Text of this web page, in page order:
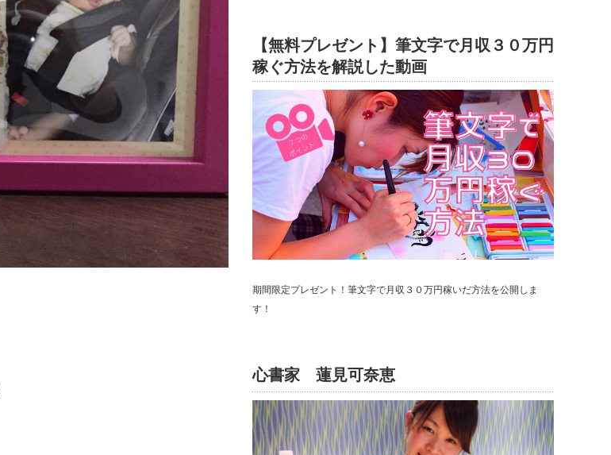
【無料プレゼント】筆文字で月収３０万円
稼ぐ方法を解説した動画
期間限定プレゼント！筆文字で月収３０万円稼いだ方法を公開しま
す！
心書家 蓮見可奈恵